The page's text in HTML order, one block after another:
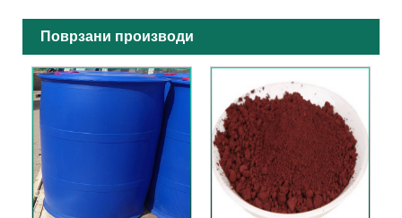
Поврзани производи